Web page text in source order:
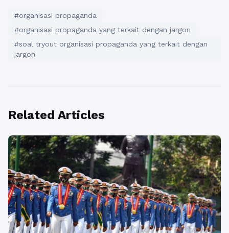
#organisasi propaganda
#organisasi propaganda yang terkait dengan jargon
#soal tryout organisasi propaganda yang terkait dengan
jargon
Related Articles